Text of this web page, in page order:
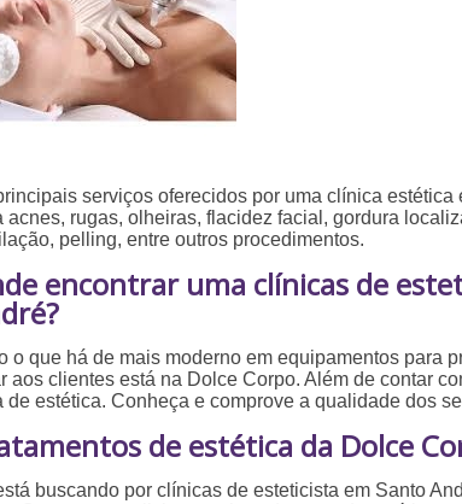
serviços oferecidos por uma clínica
acnes, rugas, olheiras, flacidez facial, gordura
pelling, entre outros procedimentos.
encontrar uma clínicas de
o que há de mais moderno em equipamentos para
aos clientes está na Dolce Corpo. Além de contar
de estética. Conheça e comprove a qualidade dos
de estética da Dolce
buscando por clínicas de esteticista em Santo